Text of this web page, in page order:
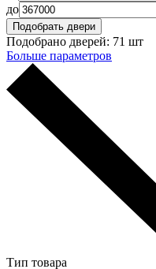
до
Подобрано дверей: 71 шт
Больше параметров
Тип товара